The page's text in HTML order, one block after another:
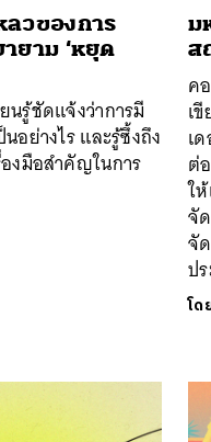
วของการ
ยาม ‘หยุด
นรู้ชัดแจ้งว่าการมี
อย่างไร และรู้ซึ้งถึง
งมือสำคัญในการ
ม
ส
ค
เ
เ
ต่
ใ
จั
จั
ป
โด